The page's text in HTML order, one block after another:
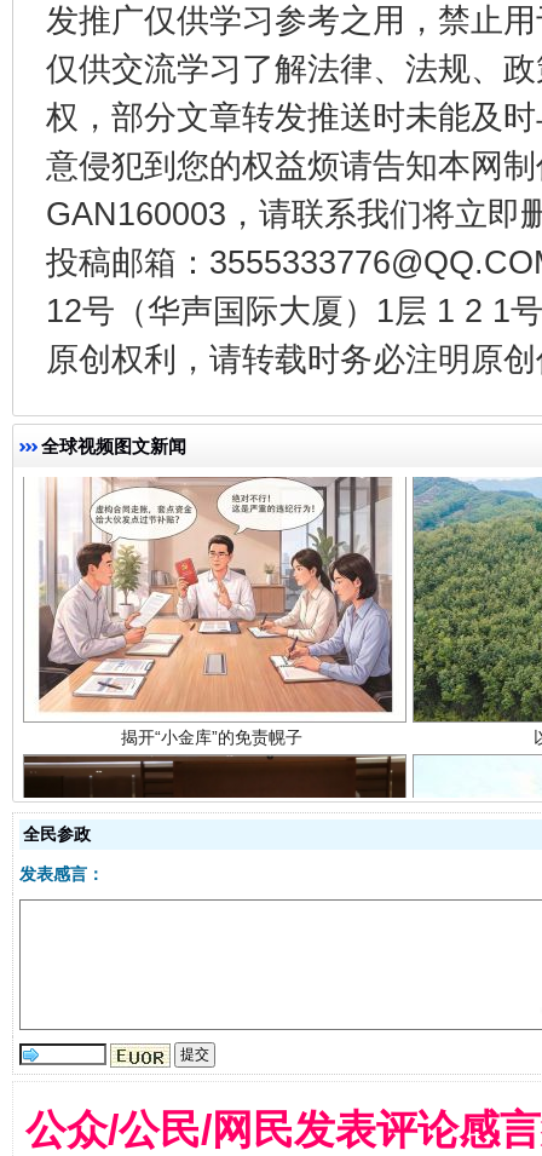
发推广仅供学习参考之用，禁止
仅供交流学习了解法律、法规、
权，部分文章转发推送时未能及
意侵犯到您的权益烦请告知本网
GAN160003，请联系我们将立即
投稿邮箱：
12号（华声国际大厦）1层 1 2 1
原创权利，请转载时务必注明原
全球视频图文新闻
千年窑火 生生不息 一
揭开“小金库”的免责幌子
受贿1.44亿！段成刚被判无期 从幼
全民参政
发表感言：
公众/公民/网民发表评论感